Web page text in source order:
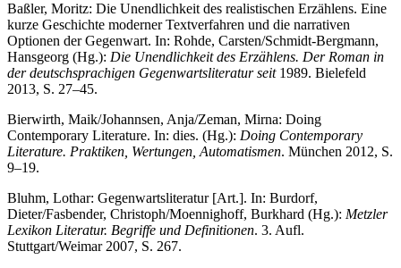
Baßler, Moritz: Die Unendlichkeit des realistischen Erzählens. Eine
kurze Geschichte moderner Textverfahren und die narrativen
Optionen der Gegenwart. In: Rohde, Carsten/Schmidt-Bergmann,
Hansgeorg (Hg.): Die Unendlichkeit des Erzählens. Der Roman in
der deutschsprachigen Gegenwartsliteratur seit1989. Bielefeld
2013, S. 27–45.
Bierwirth, Maik/Johannsen, Anja/Zeman, Mirna: Doing
Contemporary Literature. In: dies. (Hg.): Doing Contemporary
Literature. Praktiken, Wertungen, Automatismen. München 2012, S.
9–19.
Bluhm, Lothar: Gegenwartsliteratur [Art.]. In: Burdorf,
Dieter/Fasbender, Christoph/Moennighoff, Burkhard (Hg.): Metzler
Lexikon Literatur. Begriffe und Definitionen. 3. Aufl.
Stuttgart/Weimar 2007, S. 267.